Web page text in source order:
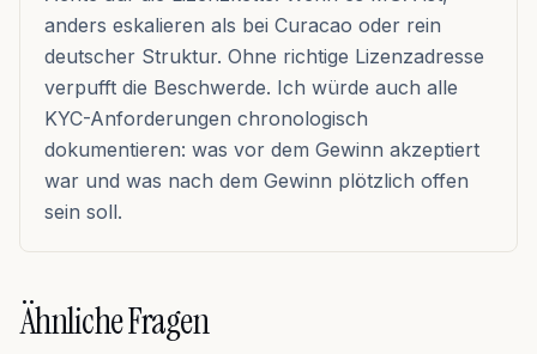
anders eskalieren als bei Curacao oder rein
deutscher Struktur. Ohne richtige Lizenzadresse
verpufft die Beschwerde. Ich würde auch alle
KYC-Anforderungen chronologisch
dokumentieren: was vor dem Gewinn akzeptiert
war und was nach dem Gewinn plötzlich offen
sein soll.
Ähnliche Fragen